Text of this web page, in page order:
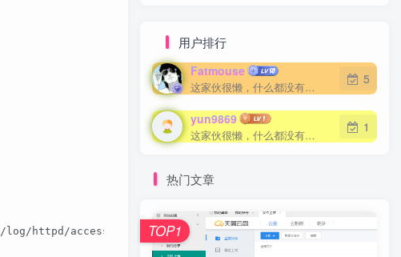
log/httpd/access  将会删除/var/log/httpd/access目录以及其下
用户排行
Fatmouse
这家伙很懒，什么都没有写...
5
yun9869
这家伙很懒，什么都没有写...
1
热门文章
TOP1